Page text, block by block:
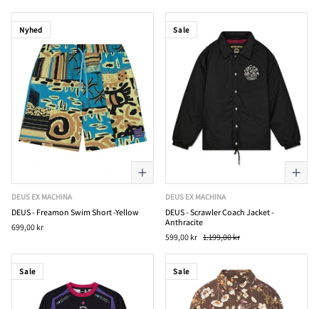
Nyhed
DEUS EX MACHINA
DEUS - Freamon Swim Short -Yellow
699,00 kr
Sale
DEUS EX MACHINA
DEUS - Scrawler Coach Jacket -
Anthracite
599,00 kr 1.199,00 kr
Sale Sale